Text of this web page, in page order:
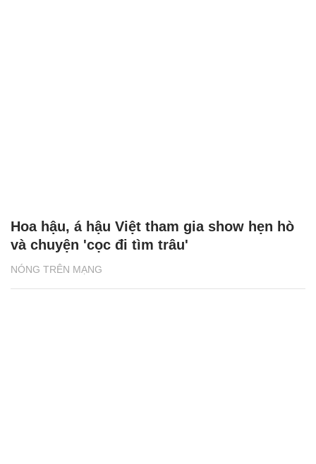
NÓNG TRÊN MẠNG
Hoa hậu, á hậu Việt tham gia show hẹn hò
và chuyện 'cọc đi tìm trâu'